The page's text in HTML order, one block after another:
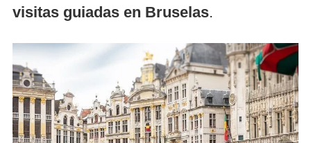
visitas guiadas en Bruselas.